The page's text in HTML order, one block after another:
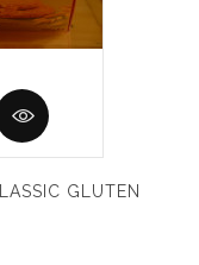
GLUTEN